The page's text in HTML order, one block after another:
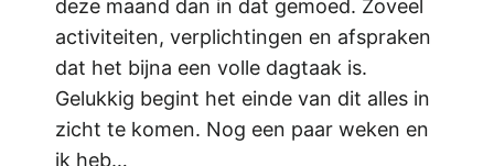
deze maand dan in dat gemoed. Zoveel
activiteiten, verplichtingen en afspraken
dat het bijna een volle dagtaak is.
Gelukkig begint het einde van dit alles in
zicht te komen. Nog een paar weken en
ik heb…